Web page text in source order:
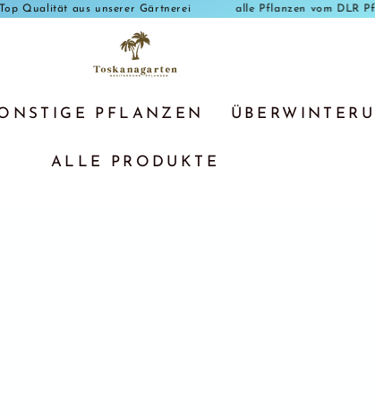
Top Qualität aus unserer Gärtnerei alle Pflanzen
PFLANZEN
ALLE PRODUKTE